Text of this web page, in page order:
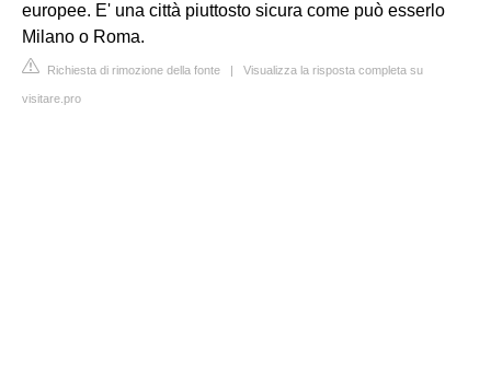
europee. E' una città piuttosto sicura come può esserlo
Milano o Roma.
Richiesta di rimozione della fonte | Visualizza la risposta completa su
visitare.pro